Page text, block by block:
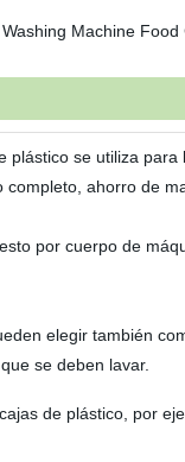
plástico se utiliza
ahorro de
por cuerpo de
elegir también
se deben lavar.
de plástico, por